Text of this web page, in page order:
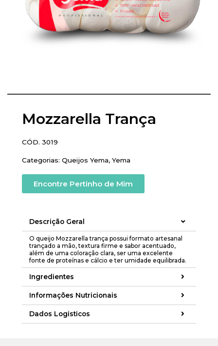
Mozzarella Trança
CÓD. 3019
Categorias: Queijos Yema, Yema
Encontre Pertinho de Mim
Descrição Geral
O queijo Mozzarella trança possui formato artesanal
trançado a mão, textura firme e sabor acentuado,
além de uma coloração clara, ser uma excelente
fonte de proteínas e cálcio e ter umidade equilibrada.
Ingredientes
Informações Nutricionais
Dados Logisticos